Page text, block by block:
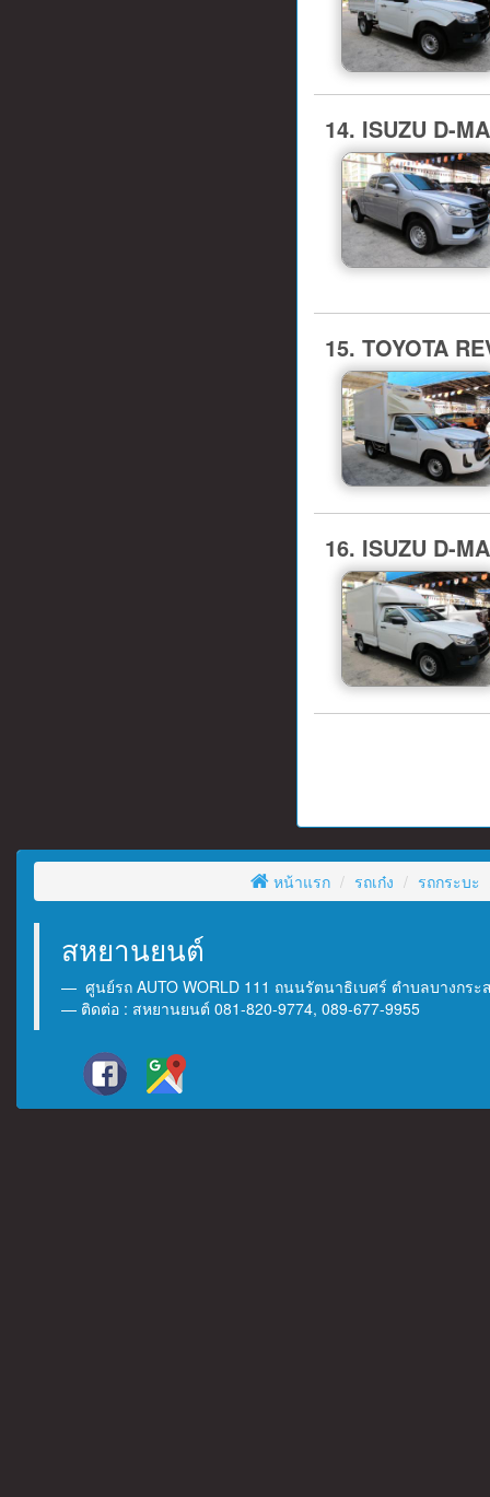
14. ISUZU D-
15. TOYOTA
16. ISUZU D-
หน้าแรก รถเก๋ง รถกระบะ
สหยานยนต์
ศูนย์รถ AUTO WORLD 111 ถนนรัตนาธิเบศร์ ตำบลบางกร
ติดต่อ : สหยานยนต์ 081-820-9774, 089-677-9955